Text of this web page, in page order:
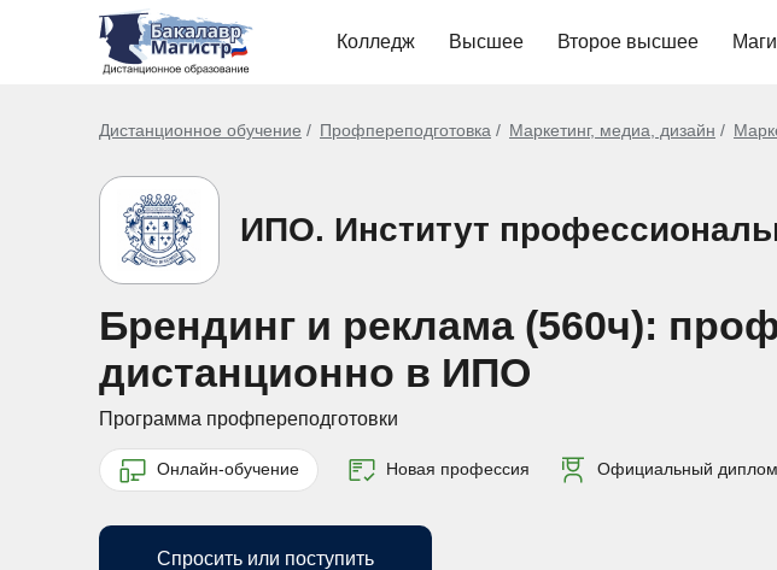
Колледж Высшее Второе высшее
Дистанционное обучение Профпереподготовка Маркетинг, медиа, дизайн
ИПО. Институт
Брендинг и реклама (560ч):
дистанционно в ИПО
Программа профпереподготовки
Онлайн-обучение Новая профессия Официальный диплом
Спросить или поступить